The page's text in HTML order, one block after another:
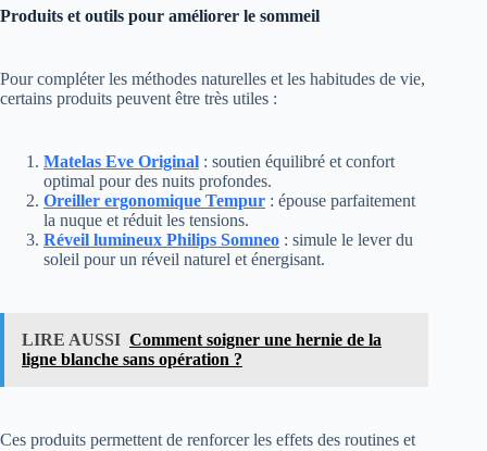
Produits et outils pour améliorer le sommeil
Pour compléter les méthodes naturelles et les habitudes de vie,
certains produits peuvent être très utiles :
Matelas Eve Original : soutien équilibré et confort
optimal pour des nuits profondes.
Oreiller ergonomique Tempur : épouse parfaitement
la nuque et réduit les tensions.
Réveil lumineux Philips Somneo : simule le lever du
soleil pour un réveil naturel et énergisant.
LIRE AUSSI Comment soigner une hernie de la
ligne blanche sans opération ?
Ces produits permettent de renforcer les effets des routines et